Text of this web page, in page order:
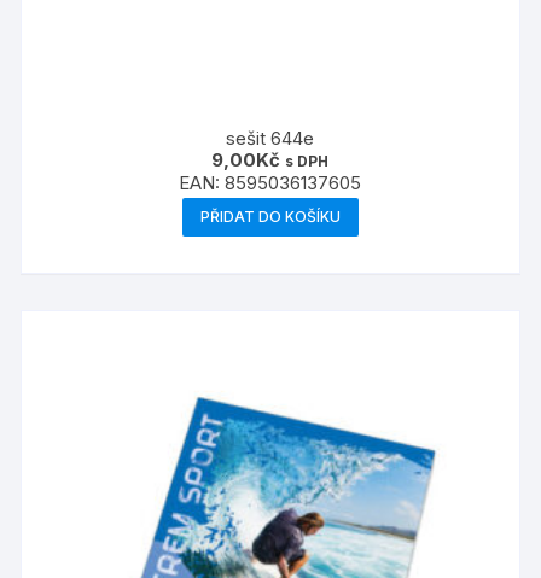
sešit 644e
9,00Kč s DPH
EAN:8595036137605
PŘIDAT DO KOŠÍKU